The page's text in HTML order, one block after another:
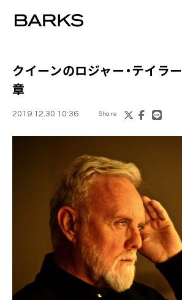
クイーンのロジャー・テイラー
章
2019.12.30 10:36 Share